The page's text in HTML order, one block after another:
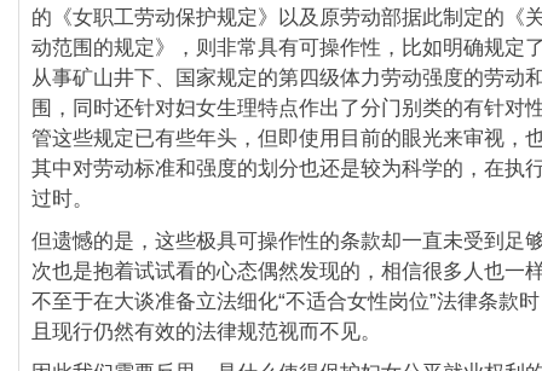
的《女职工劳动保护规定》以及原劳动部据此制定的《
动范围的规定》，则非常具有可操作性，比如明确规定
从事矿山井下、国家规定的第四级体力劳动强度的劳动
围，同时还针对妇女生理特点作出了分门别类的有针对
管这些规定已有些年头，但即使用目前的眼光来审视，
其中对劳动标准和强度的划分也还是较为科学的，在执
过时。
但遗憾的是，这些极具可操作性的条款却一直未受到足
次也是抱着试试看的心态偶然发现的，相信很多人也一
不至于在大谈准备立法细化“不适合女性岗位”法律条款
且现行仍然有效的法律规范视而不见。